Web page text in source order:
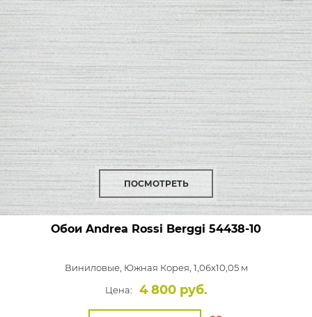
ПОСМОТРЕТЬ
Обои Andrea Rossi Berggi 54438-10
Виниловые, Южная Корея, 1,06x10,05 м
Цена:
4 800 руб.